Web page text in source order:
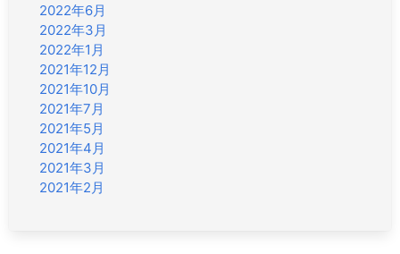
2022年6月
2022年3月
2022年1月
2021年12月
2021年10月
2021年7月
2021年5月
2021年4月
2021年3月
2021年2月